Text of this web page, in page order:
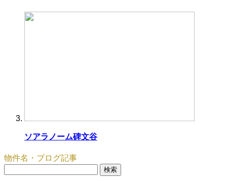
ソアラノーム碑文谷
物件名・ブログ記事